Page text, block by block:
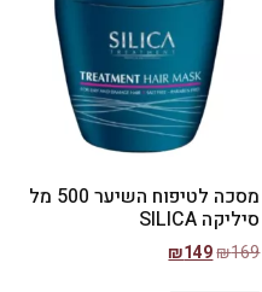
מסכה לטיפוח השיער 500 מל
סיליקה SILICA
₪169
₪149